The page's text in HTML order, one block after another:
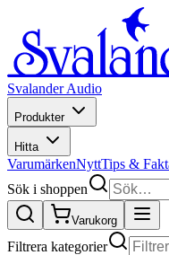
Svalander Audio
Produkter
Hitta
VarumärkenNyttTips &
Sök i shoppen
Varukorg
Filtrera kategorier